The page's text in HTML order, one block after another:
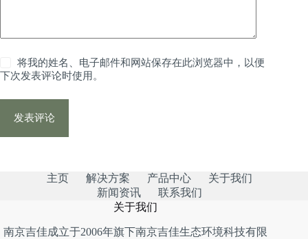
将我的姓名、电子邮件和网站保存在此浏览器中，以便
下次发表评论时使用。
发表评论
主页 解决方案 产品中心
关于我们
新闻资讯
联系我们
关于我们
南京吉佳成立于2006年旗下南京吉佳生态环境科技有限